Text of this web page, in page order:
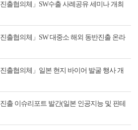
출협의체」SW수출 사례공유 세미나 개최
출협의체」SW 대중소 해외 동반진출 온라
출협의체」일본 현지 바이어 발굴 행사 개
출 이슈리포트 발간(일본 인공지능 및 핀테